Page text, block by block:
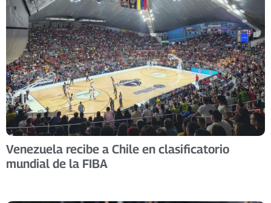
Venezuela recibe a Chile en clasificatorio
mundial de la FIBA